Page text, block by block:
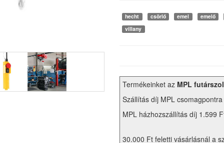
hecht csörlő emel
emelő
villany
Termékeinket az MPL
Szállítás díj MPL
MPL házhozszállítás díj 1.599
30.000 Ft feletti vásárlásnál a